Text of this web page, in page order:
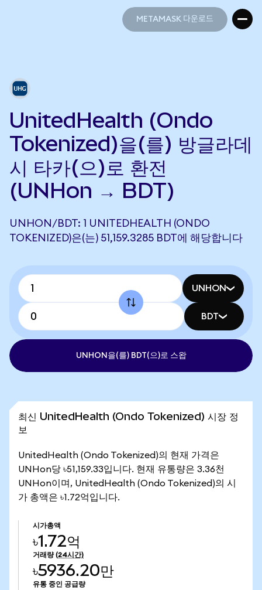
METAMASK 다운로드
UnitedHealth (Ondo
Tokenized)을(를) 방글라데
시 타카(으)로 환전
(UNHon → BDT)
UNHON/BDT: 1 UNITEDHEALTH (ONDO
TOKENIZED)은(는) 51,159.3285 BDT에 해당합니다
UNHON
BDT
UNHON을(를) BDT(으)로 스왑
최신 UnitedHealth (Ondo Tokenized) 시장 정
보
UnitedHealth (Ondo Tokenized)의 현재 가격은
UNHon당 ৳51,159.33입니다. 현재 유통량은 3.36천
UNHon이며, UnitedHealth (Ondo Tokenized)의 시
가 총액은 ৳1.72억입니다.
시가총액
৳1.72억
거래량 (24시간)
৳5936.20만
유통 중인 공급량